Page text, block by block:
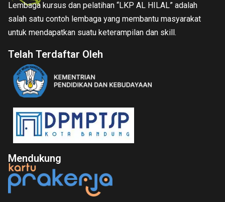
Lembaga kursus dan pelatihan “LKP AL HILAL” adalah
salah satu contoh lembaga yang membantu masyarakat
untuk mendapatkan suatu keterampilan dan skill.
Telah Terdaftar Oleh
Mendukung